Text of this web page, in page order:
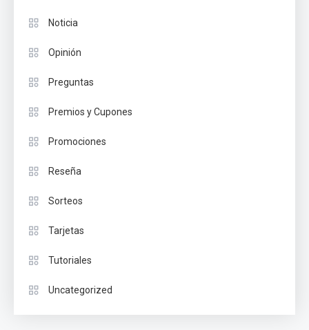
Noticia
Opinión
Preguntas
Premios y Cupones
Promociones
Reseña
Sorteos
Tarjetas
Tutoriales
Uncategorized